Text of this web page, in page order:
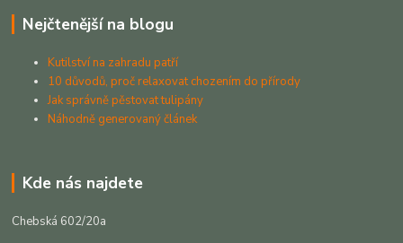
Nejčtenější na blogu
Kutilství na zahradu patří
10 důvodů, proč relaxovat chozením do přírody
Jak správně pěstovat tulipány
Náhodně generovaný článek
Kde nás najdete
Chebská 602/20a